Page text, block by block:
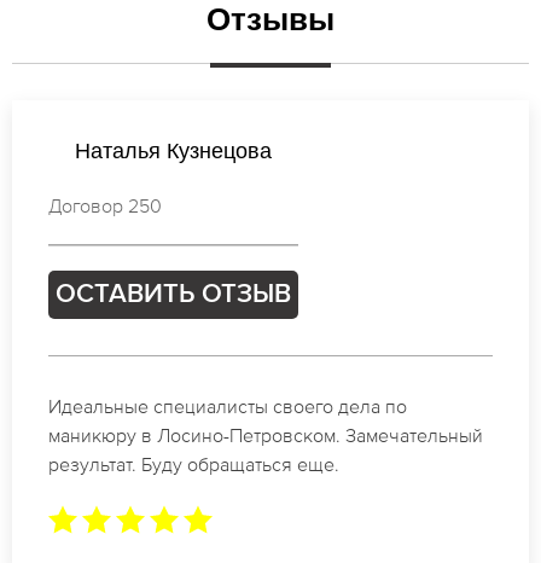
Отзывы
Мария Новикова
Договор 324
ОСТАВИТЬ ОТЗЫВ
Спасибо огромное. Заказывала маникюр на день
рождение в Лосино-Петровском. За 1.5 часа все
было готово.